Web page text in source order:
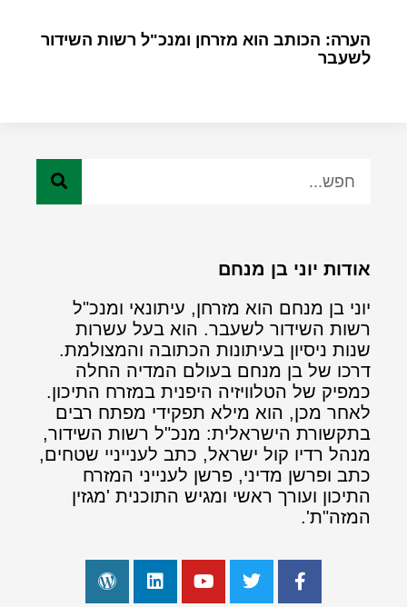
הערה: הכותב הוא מזרחן ומנכ"ל רשות השידור
לשעבר
אודות יוני בן מנחם
יוני בן מנחם הוא מזרחן, עיתונאי ומנכ"ל
רשות השידור לשעבר. הוא בעל עשרות
שנות ניסיון בעיתונות הכתובה והמצולמת.
דרכו של בן מנחם בעולם המדיה החלה
כמפיק של הטלוויזיה היפנית במזרח התיכון.
לאחר מכן, הוא מילא תפקידי מפתח רבים
בתקשורת הישראלית: מנכ"ל רשות השידור,
מנהל רדיו קול ישראל, כתב לענייניי שטחים,
כתב ופרשן מדיני, פרשן לענייני המזרח
התיכון ועורך ראשי ומגיש התוכנית 'מגזין
המזה"ת'.